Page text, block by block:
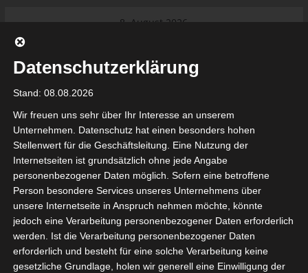
8. August 2026
beginnt am 22. und 23. August
2026 (Update)
Meisterschaft an
Ligue 1 Pro: Spielplan der ersten 15
Spieltage der Saison 2026/2027
Ligue 2 Pro Tunesien 2026/2027 –
Saison beginnt am am 19./20.
September 2026
Internationaler Sportgerichtshof
lehnt Eilverfahren ab – AS Soliman
steuert auf die Ligue 2 zu
tunesienfussball.de
Tunesien Ligafußball
Datenschutzerklärung
Stand: 08.08.2026
Wir freuen uns sehr über Ihr Interesse an unserem
Unternehmen. Datenschutz hat einen besonders hohen
Stellenwert für die Geschäftsleitung. Eine Nutzung der
Internetseiten ist grundsätzlich ohne jede Angabe
personenbezogener Daten möglich. Sofern eine betroffene
Person besondere Services unseres Unternehmens über
unsere Internetseite in Anspruch nehmen möchte, könnte
jedoch eine Verarbeitung personenbezogener Daten erforderlich
werden. Ist die Verarbeitung personenbezogener Daten
erforderlich und besteht für eine solche Verarbeitung keine
gesetzliche Grundlage, holen wir generell eine Einwilligung der